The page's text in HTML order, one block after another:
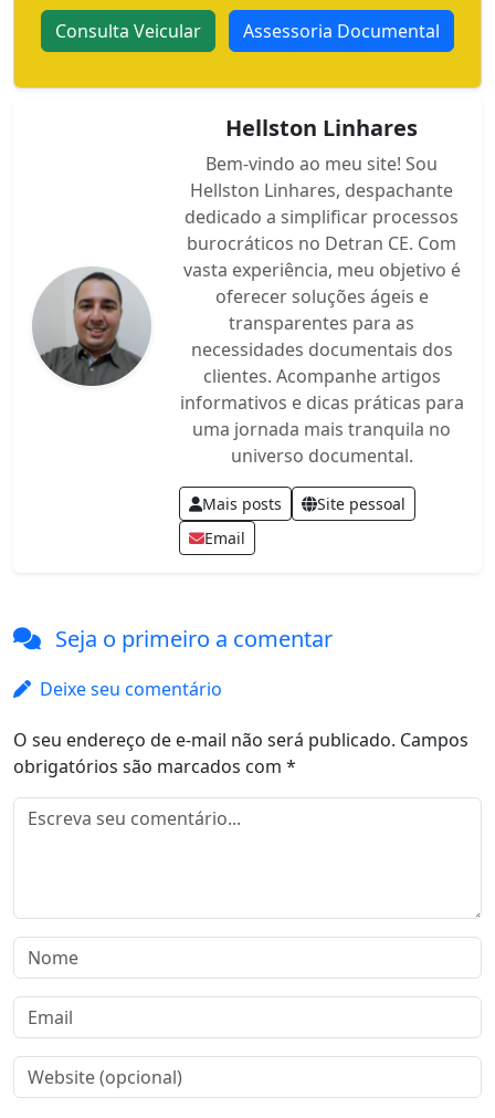
Consulta Veicular Assessoria Documental
Hellston Linhares
Bem-vindo ao meu site! Sou
Hellston Linhares, despachante
dedicado a simplificar processos
burocráticos no Detran CE. Com
vasta experiência, meu objetivo é
oferecer soluções ágeis e
transparentes para as
necessidades documentais dos
clientes. Acompanhe artigos
informativos e dicas práticas para
uma jornada mais tranquila no
universo documental.
Mais posts
Site pessoal
Email
Seja o primeiro a comentar
Deixe seu comentário
O seu endereço de e-mail não será publicado. Campos
obrigatórios são marcados com *